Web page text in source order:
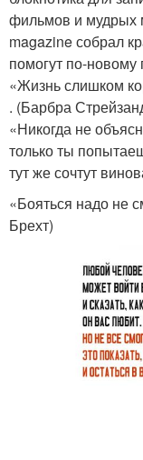
фильмов и мудрых
magazine собрал
помогут по-новому
«Жизнь слишком
. (Барбра
«Никогда не
только ты
тут же сочтут
«Бояться надо не
Брехт)